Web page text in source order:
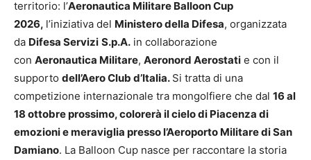
territorio: l’Aeronautica Militare Balloon Cup
2026, l’iniziativa del Ministero della Difesa, organizzata
da Difesa Servizi S.p.A. in collaborazione
con Aeronautica Militare, Aeronord Aerostati e con il
supporto dell’Aero Club d’Italia. Si tratta di una
competizione internazionale tra mongolfiere che dal 16 al
18 ottobre prossimo, colorerà il cielo di Piacenza di
emozioni e meraviglia presso l’Aeroporto Militare di San
Damiano. La Balloon Cup nasce per raccontare la storia